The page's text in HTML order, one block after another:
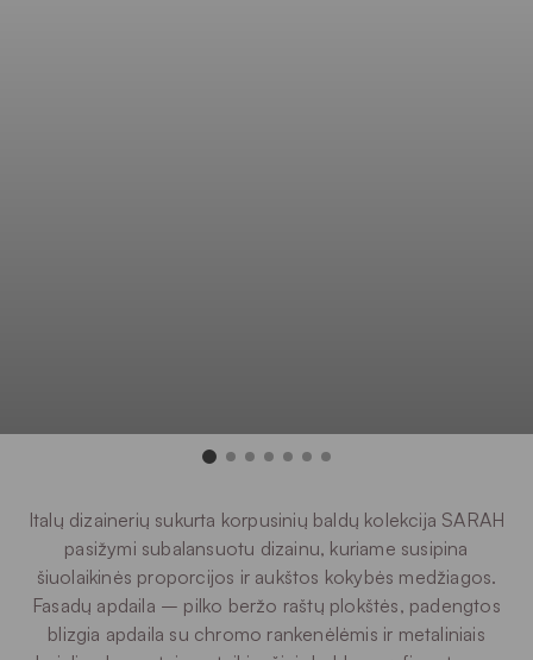
Italų dizainerių sukurta korpusinių baldų kolekcija SARAH
pasižymi subalansuotu dizainu, kuriame susipina
šiuolaikinės proporcijos ir aukštos kokybės medžiagos.
Fasadų apdaila – pilko beržo raštų plokštės, padengtos
blizgia apdaila su chromo rankenėlėmis ir metaliniais